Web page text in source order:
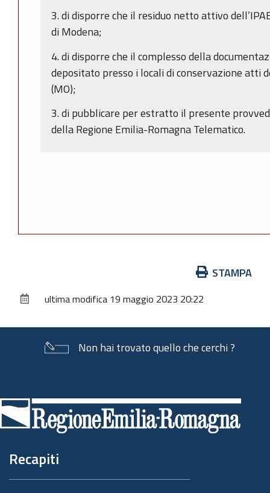
3. di disporre che il residuo netto attivo
di Modena;
4. di disporre che il complesso della
depositato presso i locali di conservazione atti
(MO);
3. di pubblicare per estratto il presente
della Regione Emilia-Romagna Telematico.
documento
STAMPA
ultima modifica 19 maggio 2023 20:22
Non hai trovato quello che cerchi ?
di
pagina
Recapiti